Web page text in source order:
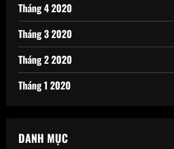
Tháng 4 2020
Tháng 3 2020
Tháng 2 2020
Tháng 1 2020
DANH MỤC